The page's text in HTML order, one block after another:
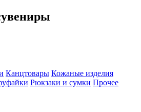
Канцтовары Кожаные изделия
Рюкзаки и сумки Прочее